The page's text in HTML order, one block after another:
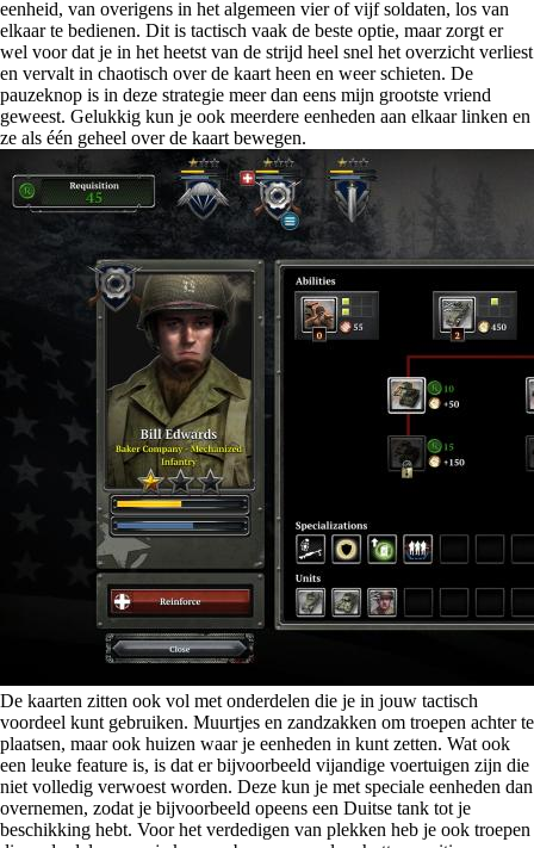
eenheid, van overigens in het algemeen vier of vijf soldaten, los van
elkaar te bedienen. Dit is tactisch vaak de beste optie, maar zorgt er
wel voor dat je in het heetst van de strijd heel snel het overzicht verliest
en vervalt in chaotisch over de kaart heen en weer schieten. De
pauzeknop is in deze strategie meer dan eens mijn grootste vriend
geweest. Gelukkig kun je ook meerdere eenheden aan elkaar linken en
ze als één geheel over de kaart bewegen.
De kaarten zitten ook vol met onderdelen die je in jouw tactisch
voordeel kunt gebruiken. Muurtjes en zandzakken om troepen achter te
plaatsen, maar ook huizen waar je eenheden in kunt zetten. Wat ook
een leuke feature is, is dat er bijvoorbeeld vijandige voertuigen zijn die
niet volledig verwoest worden. Deze kun je met speciale eenheden dan
overnemen, zodat je bijvoorbeeld opeens een Duitse tank tot je
beschikking hebt. Voor het verdedigen van plekken heb je ook troepen